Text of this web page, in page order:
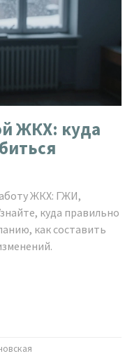
ЖКХ: куда
ЖКХ: ГЖИ,
куда правильно
как составить